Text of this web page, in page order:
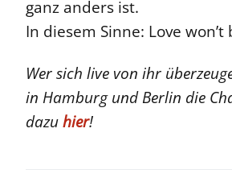
ganz anders ist.
In diesem Sinne: Love
Wer sich live von ihr
in Hamburg und Berlin die
dazuhier!